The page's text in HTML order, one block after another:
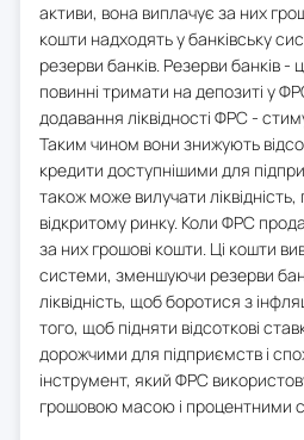
активи, вона виплачує за них
кошти надходять у банківську
резерви банків. Резерви банків -
повинні тримати на депозиті у
додавання ліквідності ФРС -
Таким чином вони знижують
кредити доступнішими для
також може вилучати
відкритому ринку. Коли ФРС
за них грошові кошти. Ці кошти
системи, зменшуючи резерви
ліквідність, щоб боротися з
того, щоб підняти відсоткові
дорожчими для підприємств і
інструмент, який ФРС
грошовою масою і процентними